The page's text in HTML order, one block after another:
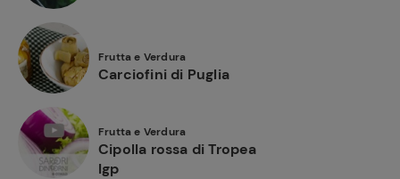
Frutta e Verdura
Carciofini di Puglia
Frutta e Verdura
Cipolla rossa di Tropea
Igp